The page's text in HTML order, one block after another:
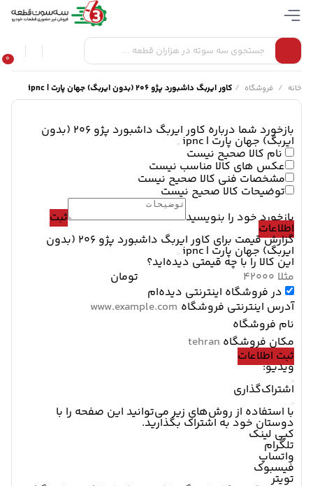
0
خانه / فروشگاه / کاور ایربگ داشبورد پژو 206 (بدون ایربگ) جهان پارت | ipnc
بازخورد شما درباره کاور ایربگ داشبورد پژو 206 (بدون
ایربگ) جهان پارت | ipnc
نام کالا صحیح نیست
عکس های کالا مناسب نیست
مشخصات فنی کالا صحیح نیست
توضیحات کالا صحیح نیست
بازخورد خود را بنویسید
ثبت
اطلاعات
گزارش قیمت برای کاور ایربگ داشبورد پژو 206 (بدون
ایربگ) جهان پارت | ipnc
این کالا را با چه قیمتی دیده‌اید؟
تومان
در فروشگاه اینترنتی دیده‌ام
آدرس اینترنتی فروشگاه
نام فروشگاه
مکان فروشگاه
ثبت اطلاعات
ویدیو:
اشتراک‌گذاری
با استفاده از روش‌های زیر می‌توانید این صفحه را با
دوستان خود به اشتراک بگذارید.
کپی لینک
تلگرام
واتساپ
فیسبوک
تویتر